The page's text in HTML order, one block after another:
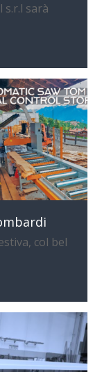
s.r.l sarà
col bel